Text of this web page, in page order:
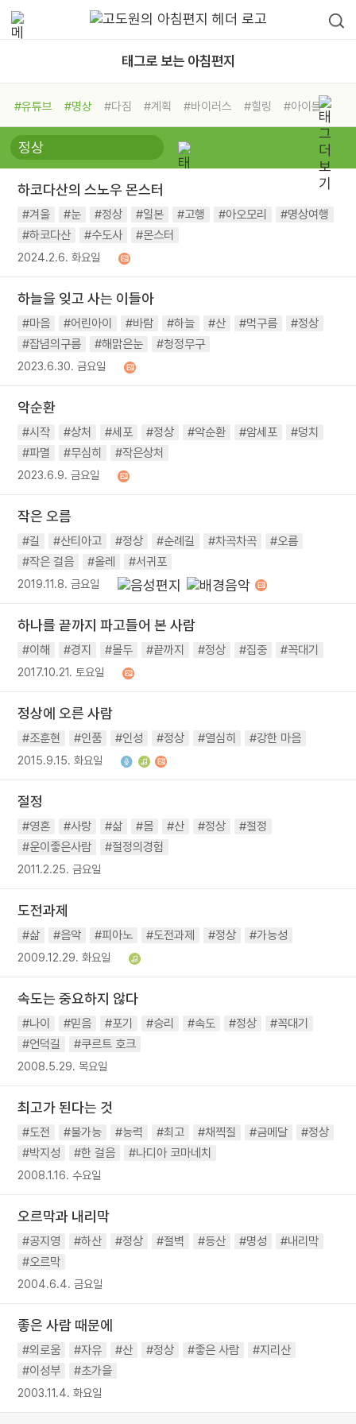
태그로 보는 아침편지
#유튜브 #명상 #다짐 #계획 #바이러스 #힐링
#아이들
#비전캠프
#독서캠프 #삶
#희망
#나눔 #친구 #링컨학교
#독서
#건강 #면역력
하코다산의 스노우 몬스터
#겨울 #눈 #정상 #일본 #고행 #아오모리
#명상여행
#하코다산
#수도사 #몬스터
2024.2.6. 화요일
하늘을 잊고 사는 이들아
#마음 #어린아이 #바람 #하늘 #산 #먹구름
#정상
#잡념의구름
#해맑은눈 #청정무구
2023.6.30. 금요일
악순환
#시작 #상처 #세포 #정상 #악순환 #암세포
#덩치
#파멸
#무심히 #작은상처
2023.6.9. 금요일
작은 오름
#길 #산티아고 #정상 #순례길 #차곡차곡
#오름
#작은 걸음
#올레 #서귀포
2019.11.8. 금요일
하나를 끝까지 파고들어 본 사람
#이해 #경지 #몰두 #끝까지 #정상 #집중 #꼭대기
2017.10.21. 토요일
정상에 오른 사람
#조훈현 #인품 #인성 #정상 #열심히 #강한 마음
2015.9.15. 화요일
절정
#영혼 #사랑 #삶 #몸 #산 #정상
#절정
#운이좋은사람
#절정의경험
2011.2.25. 금요일
도전과제
#삶 #음악 #피아노 #도전과제 #정상 #가능성
2009.12.29. 화요일
속도는 중요하지 않다
#나이 #믿음 #포기 #승리 #속도 #정상
#꼭대기
#언덕길
#쿠르트 호크
2008.5.29. 목요일
최고가 된다는 것
#도전 #불가능 #능력 #최고 #채찍질 #금메달
#정상
#박지성
#한 걸음 #나디아 코마네치
2008.1.16. 수요일
오르막과 내리막
#공지영 #하산 #정상 #절벽 #등산 #명성
#내리막
#오르막
2004.6.4. 금요일
좋은 사람 때문에
#외로움 #자유 #산 #정상 #좋은 사람
#지리산
#이성부
#초가을
2003.11.4. 화요일